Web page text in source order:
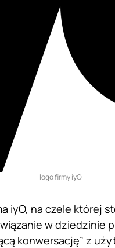
logo firmy iyO
na czele której
w dziedzinie
konwersację” z